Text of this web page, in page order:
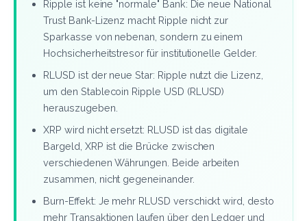
Ripple ist keine "normale" Bank: Die neue National
Trust Bank-Lizenz macht Ripple nicht zur
Sparkasse von nebenan, sondern zu einem
Hochsicherheitstresor für institutionelle Gelder.
RLUSD ist der neue Star: Ripple nutzt die Lizenz,
um den Stablecoin Ripple USD (RLUSD)
herauszugeben.
XRP wird nicht ersetzt: RLUSD ist das digitale
Bargeld, XRP ist die Brücke zwischen
verschiedenen Währungen. Beide arbeiten
zusammen, nicht gegeneinander.
Burn-Effekt: Je mehr RLUSD verschickt wird, desto
mehr Transaktionen laufen über den Ledger und